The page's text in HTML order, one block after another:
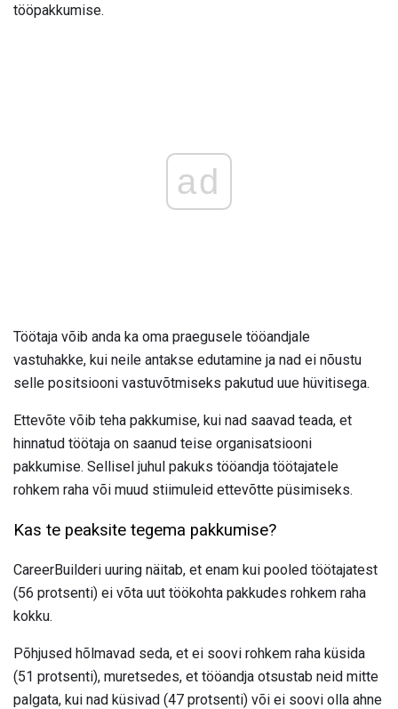
tööpakkumise.
ad
Töötaja võib anda ka oma praegusele tööandjale
vastuhakke, kui neile antakse edutamine ja nad ei nõustu
selle positsiooni vastuvõtmiseks pakutud uue hüvitisega.
Ettevõte võib teha pakkumise, kui nad saavad teada, et
hinnatud töötaja on saanud teise organisatsiooni
pakkumise. Sellisel juhul pakuks tööandja töötajatele
rohkem raha või muud stiimuleid ettevõtte püsimiseks.
Kas te peaksite tegema pakkumise?
CareerBuilderi uuring näitab, et enam kui pooled töötajatest
(56 protsenti) ei võta uut töökohta pakkudes rohkem raha
kokku.
Põhjused hõlmavad seda, et ei soovi rohkem raha küsida
(51 protsenti), muretsedes, et tööandja otsustab neid mitte
palgata, kui nad küsivad (47 protsenti) või ei soovi olla ahne